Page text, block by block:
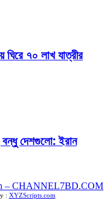
ঘিরে ৭০ লাখ যাত্রীর
বন্ধু দেশগুলো: ইরান
– CHANNEL7BD.COM
: XYZScripts.com